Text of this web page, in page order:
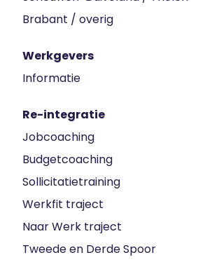
Brabant / overig
Werkgevers
Informatie
Re-integratie
Jobcoaching
Budgetcoaching
Sollicitatietraining
Werkfit traject
Naar Werk traject
Tweede en Derde Spoor